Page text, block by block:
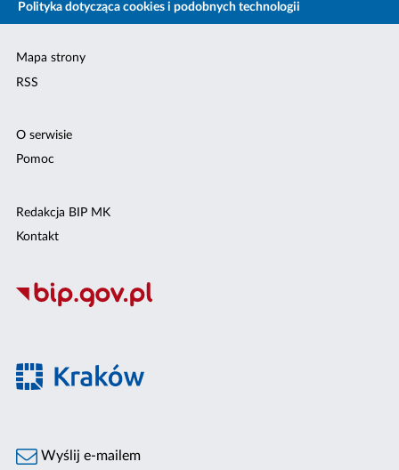
Polityka dotycząca cookies i podobnych technologii
Mapa strony
RSS
O serwisie
Pomoc
Redakcja BIP MK
Kontakt
Wyślij e-mailem